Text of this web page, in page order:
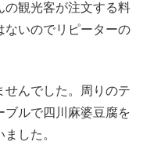
の観光客が注文する料
ないのでリピーターの
んでした。周りのテ
ブルで四川麻婆豆腐を
した。